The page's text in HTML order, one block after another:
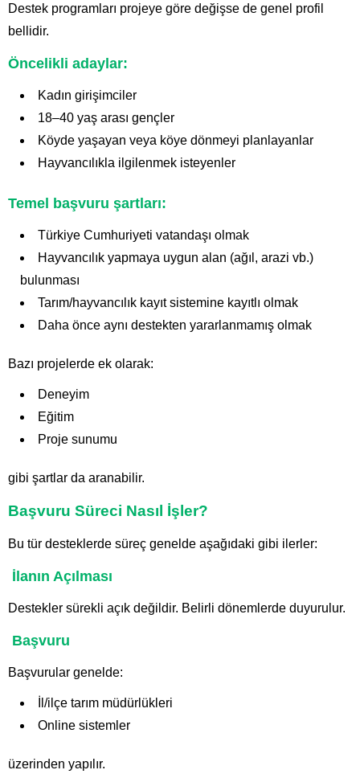
Destek programları projeye göre değişse de genel profil
bellidir.
Öncelikli adaylar:
Kadın girişimciler
18–40 yaş arası gençler
Köyde yaşayan veya köye dönmeyi planlayanlar
Hayvancılıkla ilgilenmek isteyenler
Temel başvuru şartları:
Türkiye Cumhuriyeti vatandaşı olmak
Hayvancılık yapmaya uygun alan (ağıl, arazi vb.)
bulunması
Tarım/hayvancılık kayıt sistemine kayıtlı olmak
Daha önce aynı destekten yararlanmamış olmak
Bazı projelerde ek olarak:
Deneyim
Eğitim
Proje sunumu
gibi şartlar da aranabilir.
Başvuru Süreci Nasıl İşler?
Bu tür desteklerde süreç genelde aşağıdaki gibi ilerler:
İlanın Açılması
Destekler sürekli açık değildir. Belirli dönemlerde duyurulur.
Başvuru
Başvurular genelde:
İl/ilçe tarım müdürlükleri
Online sistemler
üzerinden yapılır.